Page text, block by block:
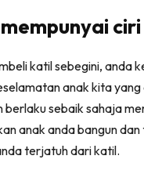
Casa
Makeover
Destinasi
Hotel
katil sebegini, anda
anak kita
sebaik sahaja
anak anda bangun
terjatuh dari katil.